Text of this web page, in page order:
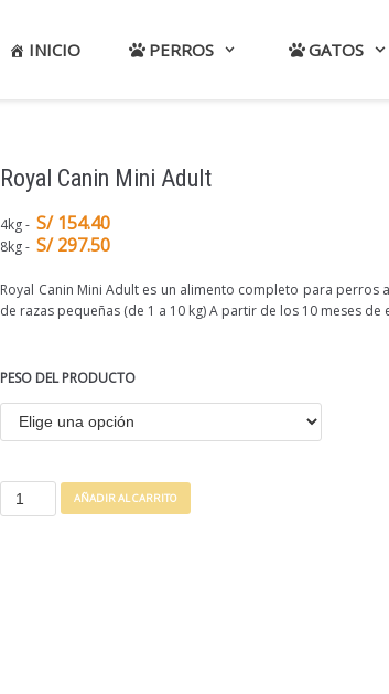
INICIO PERROS GATOS
Royal Canin Mini Adult
4kg S/ 154.40
8kg S/ 297.50
Royal Canin Mini Adult es un alimento completo para perros
de razas pequeñas (de 1 a 10 kg) A partir de los 10 meses de
PESO DEL PRODUCTO
AÑADIR AL CARRITO